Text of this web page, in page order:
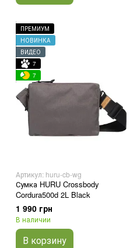
ПРЕМИУМ
НОВИНКА
ВИДЕО
7
7
Артикул: huru-cb-wg
Сумка HURU Crossbody
Cordura500d 2L Black
1 990 грн
В наличии
В корзину